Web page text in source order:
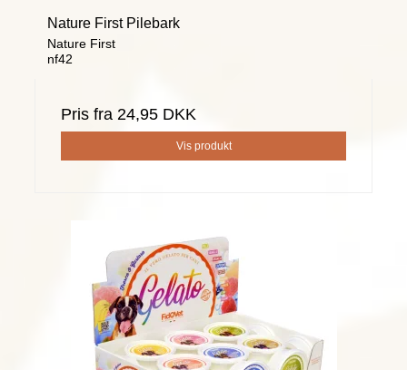
Nature First Pilebark
Nature First
nf42
Pris fra 24,95 DKK
Vis produkt